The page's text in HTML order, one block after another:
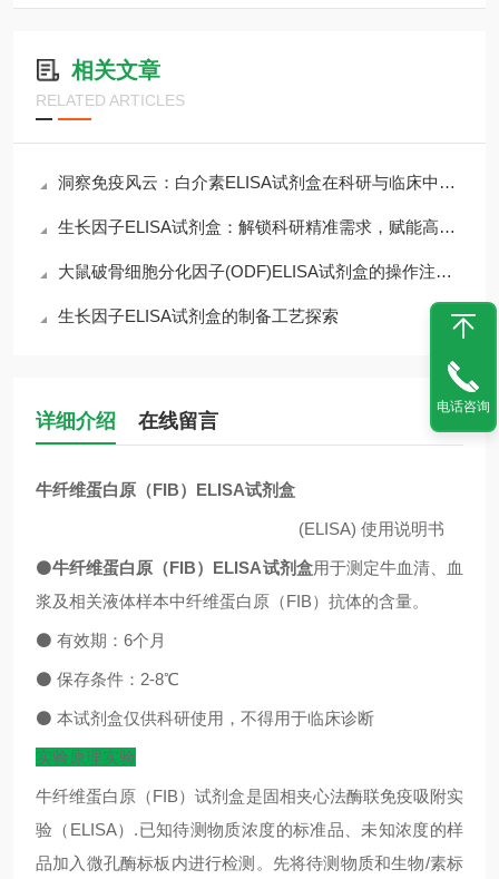
相关文章
RELATED ARTICLES
洞察免疫风云：白介素ELISA试剂盒在科研与临床中的核心价值
生长因子ELISA试剂盒：解锁科研精准需求，赋能高效检测核心优势
大鼠破骨细胞分化因子(ODF)ELISA试剂盒的操作注意事项
生长因子ELISA试剂盒的制备工艺探索
详细介绍 在线留言
牛纤维蛋白原（FIB）ELISA试剂盒
(ELISA) 使用说明书
⚫牛纤维蛋白原（FIB）ELISA试剂盒用于测定牛血清、血
浆及相关液体样本中纤维蛋白原（FIB）抗体的含量。
⚫ 有效期： 6个月
⚫ 保存条件： 2-8℃
⚫ 本试剂盒仅供科研使用，不得用于临床诊断
实验原理实验
牛纤维蛋白原（FIB）试剂盒是固相夹心法酶联免疫吸附实
验（ELISA）.已知待测物质浓度的标准品、未知浓度的样
品加入微孔酶标板内进行检测。先将待测物质和生物/素标
电话咨询